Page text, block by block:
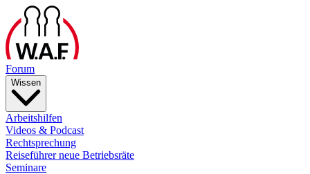
Forum
Wissen
Arbeitshilfen
Videos & Podcast
Rechtsprechung
Reiseführer neue Betriebsräte
Seminare